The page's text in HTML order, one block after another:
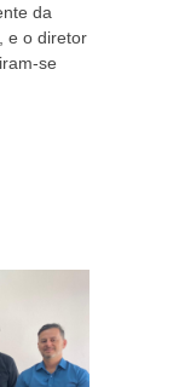
da
e o diretor
se